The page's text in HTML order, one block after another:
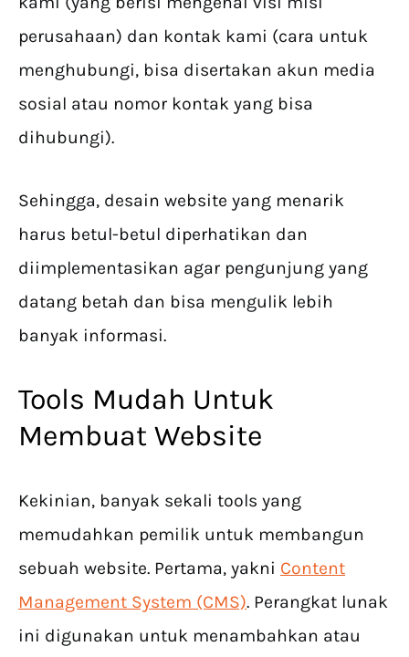
perusahaan) dan kontak kami (cara untuk
menghubungi, bisa disertakan akun media
sosial atau nomor kontak yang bisa
dihubungi).
Sehingga, desain website yang menarik
harus betul-betul diperhatikan dan
diimplementasikan agar pengunjung yang
datang betah dan bisa mengulik lebih
banyak informasi.
Tools Mudah Untuk
Membuat Website
Kekinian, banyak sekali tools yang
memudahkan pemilik untuk membangun
sebuah website. Pertama, yakni Content
Management System (CMS). Perangkat lunak
ini digunakan untuk menambahkan atau